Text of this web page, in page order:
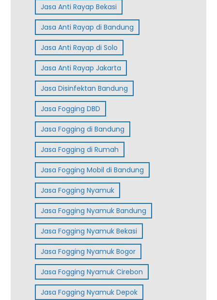
Jasa Anti Rayap Bekasi
Jasa Anti Rayap di Bandung
Jasa Anti Rayap di Solo
Jasa Anti Rayap Jakarta
Jasa Disinfektan Bandung
Jasa Fogging DBD
Jasa Fogging di Bandung
Jasa Fogging di Rumah
Jasa Fogging Mobil di Bandung
Jasa Fogging Nyamuk
Jasa Fogging Nyamuk Bandung
Jasa Fogging Nyamuk Bekasi
Jasa Fogging Nyamuk Bogor
Jasa Fogging Nyamuk Cirebon
Jasa Fogging Nyamuk Depok